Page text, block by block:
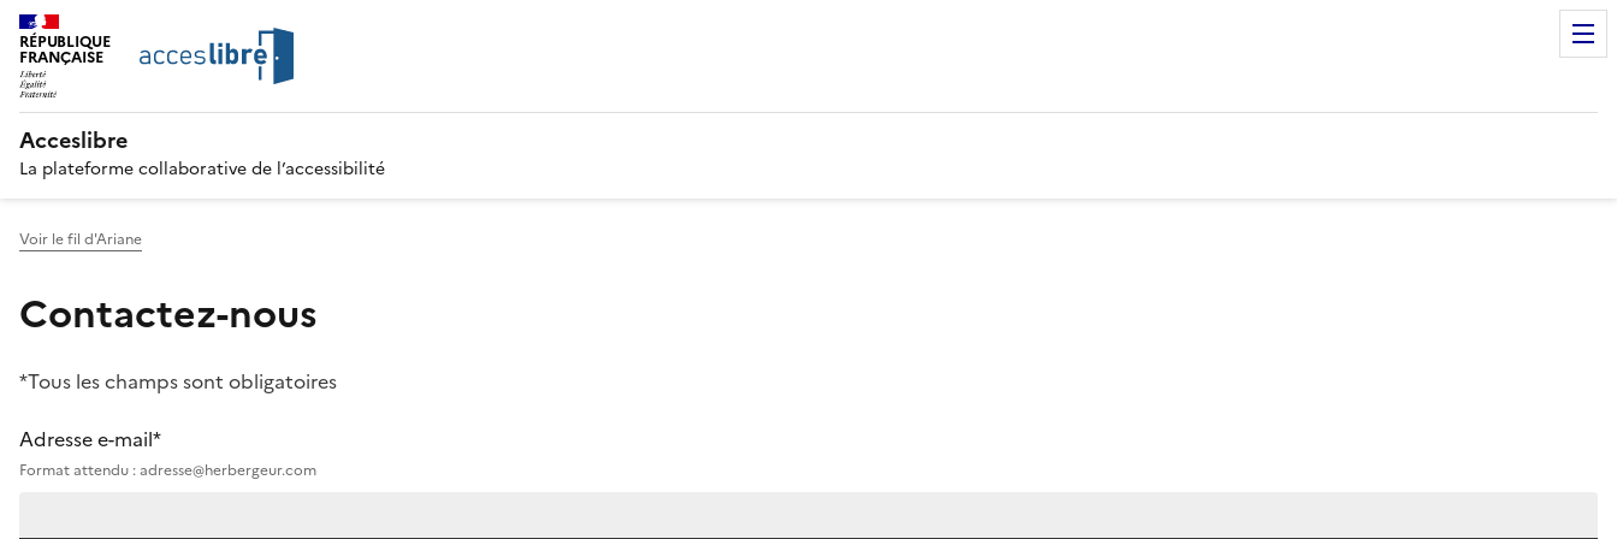
RÉPUBLIQUE
FRANÇAISE
Acceslibre
La plateforme collaborative de l’accessibilité
Voir le fil d'Ariane
Contactez-nous
*Tous les champs sont obligatoires
Adresse e-mail*
Format attendu : adresse@herbergeur.com